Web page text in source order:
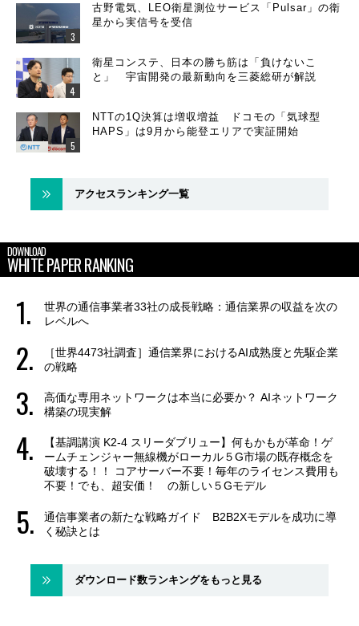
古野電気、LEO衛星測位サービス「Pulsar」の衛
星から実信号を受信
衛星コンステ、日本の勝ち筋は「負けないこ
と」 宇宙開発の最新動向を三菱総研が解説
NTTの1Q決算は増収増益 ドコモの「気球型
HAPS」は9月から能登エリアで実証開始
アクセスランキング一覧
DOWNLOAD
WHITE PAPER RANKING
世界の通信事業者33社の成長戦略：通信業界の収益を次の
レベルへ
［世界4473社調査］通信業界におけるAI成熟度と先駆企業
の戦略
高価な専用ネットワークは本当に必要か？ AIネットワーク
構築の現実解
【基調講演 K2-4 スリーダブリュー】何もかもが革命！ゲ
ームチェンジャー無線機がローカル５G市場の既存概念を
破壊する！！ コアサーバー不要！毎年のライセンス費用も
不要！でも、超安価！ の新しい５Gモデル
通信事業者の新たな戦略ガイド B2B2Xモデルを成功に導
く秘訣とは
ダウンロード数ランキングをもっと見る